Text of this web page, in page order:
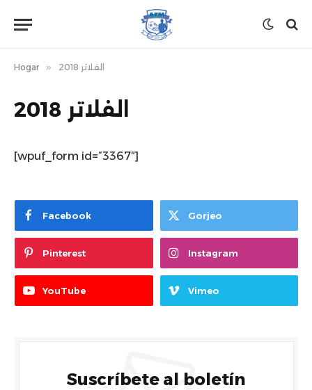
Hogar » الفلاتر 2018
الفلاتر 2018
[wpuf_form id=”3367″]
Facebook Gorjeo
Pinterest Instagram
YouTube Vimeo
Suscríbete al boletín